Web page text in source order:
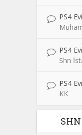
PS4
PS4
Shn
PS4
KK